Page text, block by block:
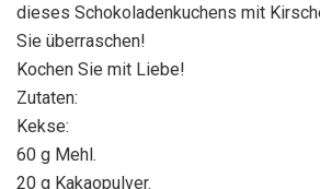
dieses Schokoladenkuchens mit
Sie überraschen!
Kochen Sie mit Liebe!
Zutaten:
Kekse:
60 g Mehl.
20 g Kakaopulver.